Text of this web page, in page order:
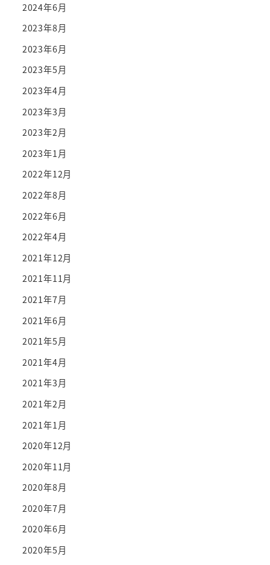
2024年6月
2023年8月
2023年6月
2023年5月
2023年4月
2023年3月
2023年2月
2023年1月
2022年12月
2022年8月
2022年6月
2022年4月
2021年12月
2021年11月
2021年7月
2021年6月
2021年5月
2021年4月
2021年3月
2021年2月
2021年1月
2020年12月
2020年11月
2020年8月
2020年7月
2020年6月
2020年5月